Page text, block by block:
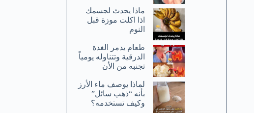
ماذا يحدث لجسمك
اذا اكلت موزة قبل
النوم
طعام يدمر الغدة
الدرقية وتتناوله يومياً
تجنبه من الأن
لماذا يوصف ماء الأرز
بأنه “ذهب سائل”
وكيف تستخدمه؟